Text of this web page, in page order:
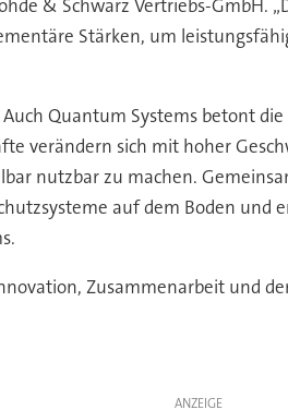
& Schwarz Vertriebs-GmbH.
Stärken, um
Auch Quantum Systems betont
verändern sich mit hoher
nutzbar zu machen.
auf dem Boden und
Zusammenarbeit und
ANZEIGE